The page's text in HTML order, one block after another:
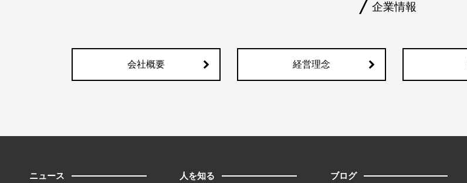
企業情報
会社概要 経営理念
ニュース 人を知る ブログ